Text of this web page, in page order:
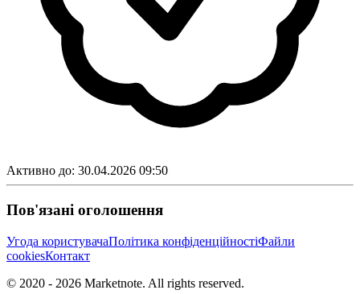
Активно до: 30.04.2026 09:50
Пов'язані оголошення
Угода користувачаПолітика конфіденційностіФайли
cookiesКонтакт
© 2020 - 2026 Marketnote. All rights reserved.